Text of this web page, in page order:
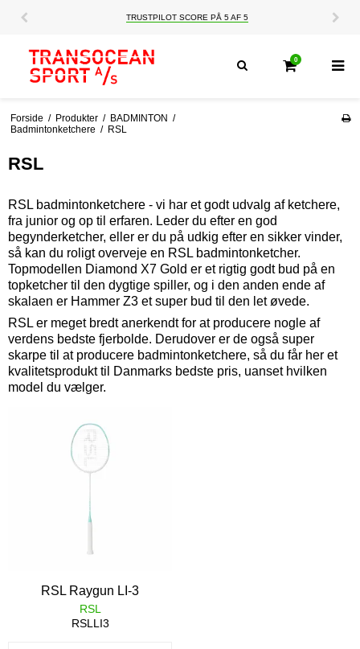
TRUSTPILOT SCORE PÅ 5 AF 5
0
Forside / Produkter / BADMINTON /
Badmintonketchere / RSL
RSL
RSL badmintonketchere - vi har et godt udvalg af ketchere,
fra junior og op til erfaren. Leder du efter en god
begynderketcher, eller er du på udkig efter en sikker vinder,
så kan du roligt overveje en RSL badmintonketcher.
Topmodellen Diamond X7 Gold er et rigtig godt bud på en
topketcher til den dygtige spiller, og i den anden ende af
skalaen er Hammer Z3 et super bud til den let øvede.
RSL er meget bredt anerkendt for at producere nogle af
verdens bedste fjerbolde. Derudover er de også super
skarpe til at producere badmintonketchere, så du får her et
kvalitetsprodukt til Danmarks bedste pris, uanset hvilken
model du vælger.
RSL Raygun LI-3
RSL
RSLLI3